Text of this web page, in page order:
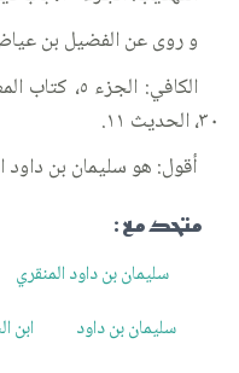
و روى عن الفضيل بن
٣٠، الحديث ١١.
أقول: هو سليمان بن داود
متحد مع :
سليمان بن داود المنقري
سليمان بن داود
ابن